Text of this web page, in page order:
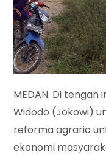
MEDAN. Di tengah
Widodo (Jokowi)
reforma agraria
ekonomi